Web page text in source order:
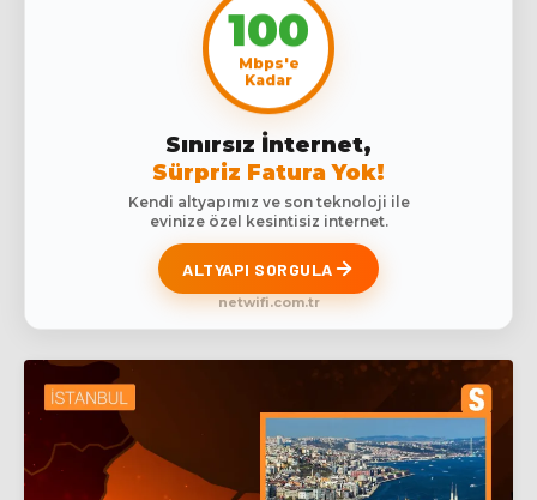
100
Mbps'e
Kadar
Sınırsız İnternet,
Sürpriz Fatura Yok!
Kendi altyapımız ve son teknoloji ile
evinize özel kesintisiz internet.
ALTYAPI SORGULA
netwifi.com.tr